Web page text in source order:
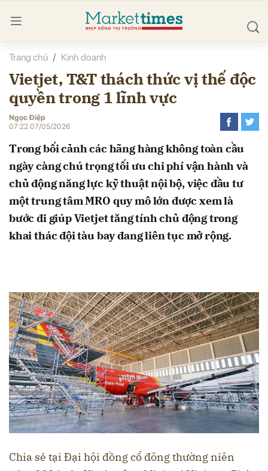
Trang chủ Kinh doanh
Vietjet, T&T thách thức vị thế độc
quyền trong 1 lĩnh vực
Ngọc Điệp
07:22 07/05/2026
Trong bối cảnh các hãng hàng không toàn cầu
ngày càng chú trọng tối ưu chi phí vận hành và
chủ động năng lực kỹ thuật nội bộ, việc đầu tư
một trung tâm MRO quy mô lớn được xem là
bước đi giúp Vietjet tăng tính chủ động trong
khai thác đội tàu bay đang liên tục mở rộng.
Chia sẻ tại Đại hội đồng cổ đông thường niên
luận
Hủy